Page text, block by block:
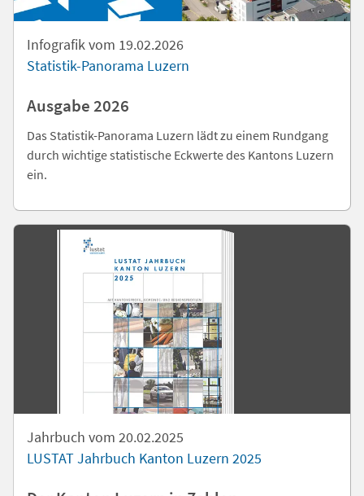
Infografik vom 19.02.2026
Statistik-Panorama Luzern
Ausgabe 2026
Das Statistik-Panorama Luzern lädt zu einem Rundgang
durch wichtige statistische Eckwerte des Kantons Luzern
ein.
Jahrbuch vom 20.02.2025
LUSTAT Jahrbuch Kanton Luzern 2025